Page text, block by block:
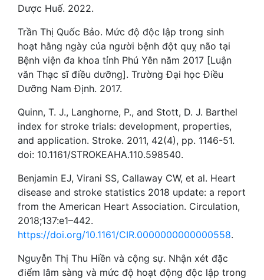
Dược Huế. 2022.
Trần Thị Quốc Bảo. Mức độ độc lập trong sinh
hoạt hằng ngày của người bệnh đột quỵ não tại
Bệnh viện đa khoa tỉnh Phú Yên năm 2017 [Luận
văn Thạc sĩ điều dưỡng]. Trường Đại học Điều
Dưỡng Nam Định. 2017.
Quinn, T. J., Langhorne, P., and Stott, D. J. Barthel
index for stroke trials: development, properties,
and application. Stroke. 2011, 42(4), pp. 1146-51.
doi: 10.1161/STROKEAHA.110.598540.
Benjamin EJ, Virani SS, Callaway CW, et al. Heart
disease and stroke statistics 2018 update: a report
from the American Heart Association. Circulation,
2018;137:e1–442.
https://doi.org/10.1161/CIR.0000000000000558.
Nguyễn Thị Thu Hiền và cộng sự. Nhận xét đặc
điểm lâm sàng và mức độ hoạt động độc lập trong